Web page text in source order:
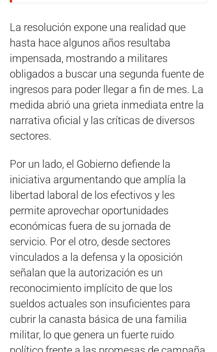
La resolución expone una realidad que
hasta hace algunos años resultaba
impensada, mostrando a militares
obligados a buscar una segunda fuente de
ingresos para poder llegar a fin de mes. La
medida abrió una grieta inmediata entre la
narrativa oficial y las críticas de diversos
sectores.
Por un lado, el Gobierno defiende la
iniciativa argumentando que amplía la
libertad laboral de los efectivos y les
permite aprovechar oportunidades
económicas fuera de su jornada de
servicio. Por el otro, desde sectores
vinculados a la defensa y la oposición
señalan que la autorización es un
reconocimiento implícito de que los
sueldos actuales son insuficientes para
cubrir la canasta básica de una familia
militar, lo que genera un fuerte ruido